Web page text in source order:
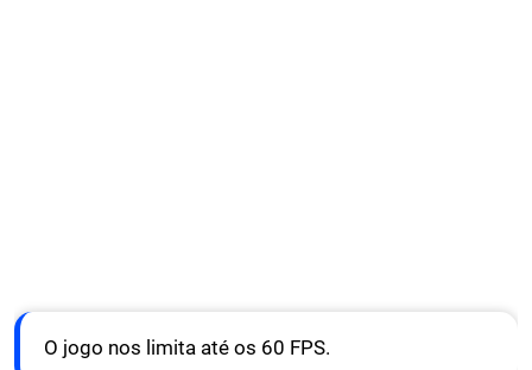
O jogo nos limita até os 60 FPS.